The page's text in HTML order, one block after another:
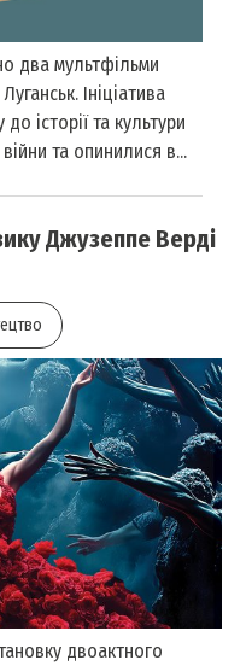
два мультфільми
Ініціатива
історії та культури
та опинилися в...
Джузеппе Верді
двоактного